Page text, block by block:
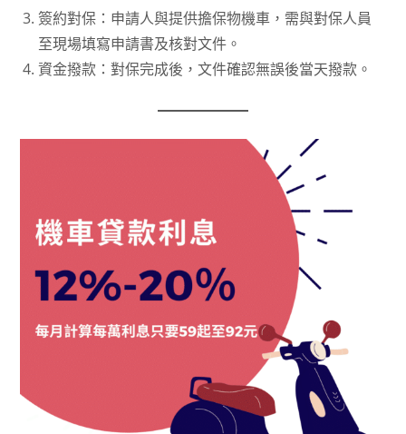
簽約對保：申請人與提供擔保物機車，需與對保人員
至現場填寫申請書及核對文件。
資金撥款：對保完成後，文件確認無誤後當天撥款。